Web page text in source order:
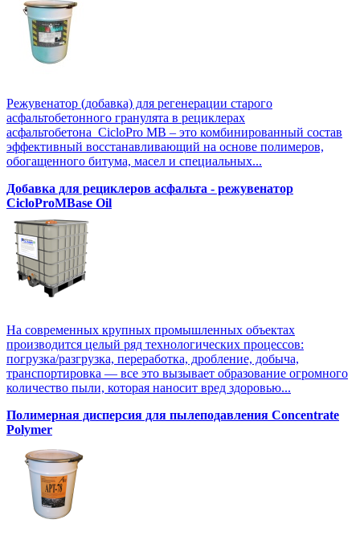
Режувенатор (добавка) для регенерации старого
асфальтобетонного гранулята в рециклерах
асфальтобетона CicloPro MB – это комбинированный состав
эффективный восстанавливающий на основе полимеров,
обогащенного битума, масел и специальных...
Добавка для рециклеров асфальта - режувенатор
CicloProMBase Oil
На современных крупных промышленных объектах
производится целый ряд технологических процессов:
погрузка/разгрузка, переработка, дробление, добыча,
транспортировка — все это вызывает образование огромного
количество пыли, которая наносит вред здоровью...
Полимерная дисперсия для пылеподавления Concentrate
Polymer